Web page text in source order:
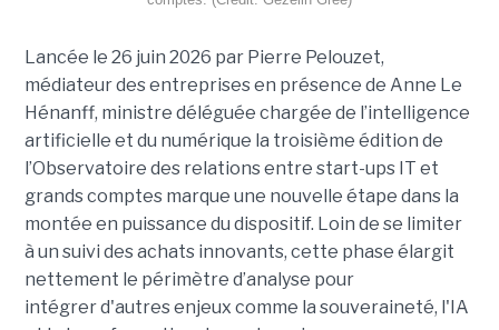
Lancée le 26 juin 2026 par Pierre Pelouzet,
médiateur des entreprises en présence de Anne Le
Hénanff, ministre déléguée chargée de l’intelligence
artificielle et du numérique la troisième édition de
l’Observatoire des relations entre start-ups IT et
grands comptes marque une nouvelle étape dans la
montée en puissance du dispositif. Loin de se limiter
à un suivi des achats innovants, cette phase élargit
nettement le périmètre d’analyse pour
intégrer d'autres enjeux comme la souveraineté, l'IA